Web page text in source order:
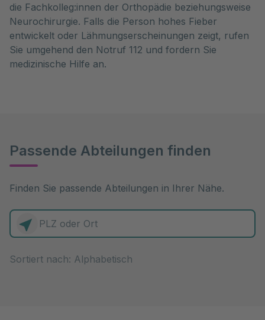
die Fachkolleg:innen der Orthopädie beziehungsweise
Neurochirurgie. Falls die Person hohes Fieber
entwickelt oder Lähmungserscheinungen zeigt, rufen
Sie umgehend den Notruf 112 und fordern Sie
medizinische Hilfe an.
Passende Abteilungen finden
Finden Sie passende Abteilungen in Ihrer Nähe.